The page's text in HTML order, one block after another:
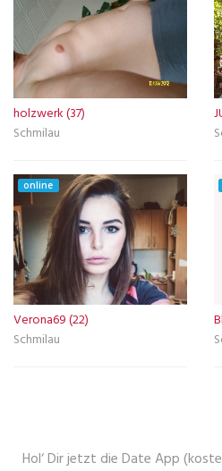
holzwerk (37)
Schmilau
online
Verona69 (22)
Schmilau
Hol‘ Dir jetzt die Date App